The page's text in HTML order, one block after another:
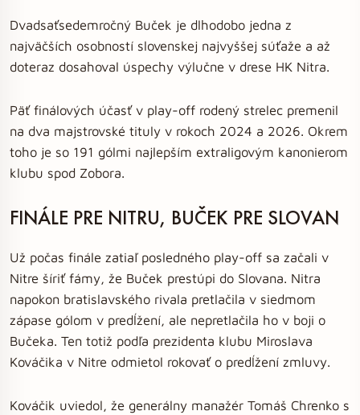
Dvadsaťsedemročný Buček je dlhodobo jedna z
najväčších osobností slovenskej najvyššej súťaže a až
doteraz dosahoval úspechy výlučne v drese HK Nitra.
Päť finálových účasť v play-off rodený strelec premenil
na dva majstrovské tituly v rokoch 2024 a 2026. Okrem
toho je so 191 gólmi najlepším extraligovým kanonierom
klubu spod Zobora.
FINÁLE PRE NITRU, BUČEK PRE SLOVAN
Už počas finále zatiaľ posledného play-off sa začali v
Nitre šíriť fámy, že Buček prestúpi do Slovana. Nitra
napokon bratislavského rivala pretlačila v siedmom
zápase gólom v predĺžení, ale nepretlačila ho v boji o
Bučeka. Ten totiž podľa prezidenta klubu Miroslava
Kováčika v Nitre odmietol rokovať o predĺžení zmluvy.
Kováčik uviedol, že generálny manažér Tomáš Chrenko s